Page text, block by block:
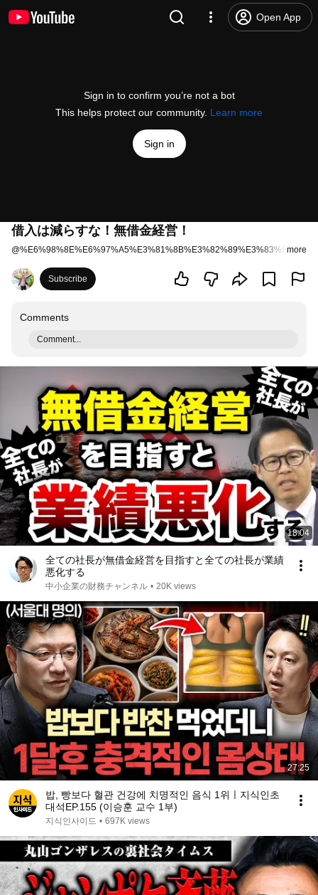
Open App
Sign in to confirm you’re not a bot
This helps protect our community. Learn more
Sign in
借入は減らすな！無借金経営！
@ more
Subscribe
Comments
Comment...
18:04
全ての社長が無借金経営を目指すと全ての社長が業績
悪化する
中小企業の財務チャンネル • 20K views
27:25
밥, 빵보다 혈관 건강에 치명적인 음식 1위ㅣ지식인초
대석EP.155 (이승훈 교수 1부)
지식인사이드 • 697K views